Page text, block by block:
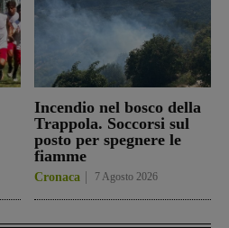
Incendio nel bosco della
Trappola. Soccorsi sul
posto per spegnere le
fiamme
Cronaca 7 Agosto 2026